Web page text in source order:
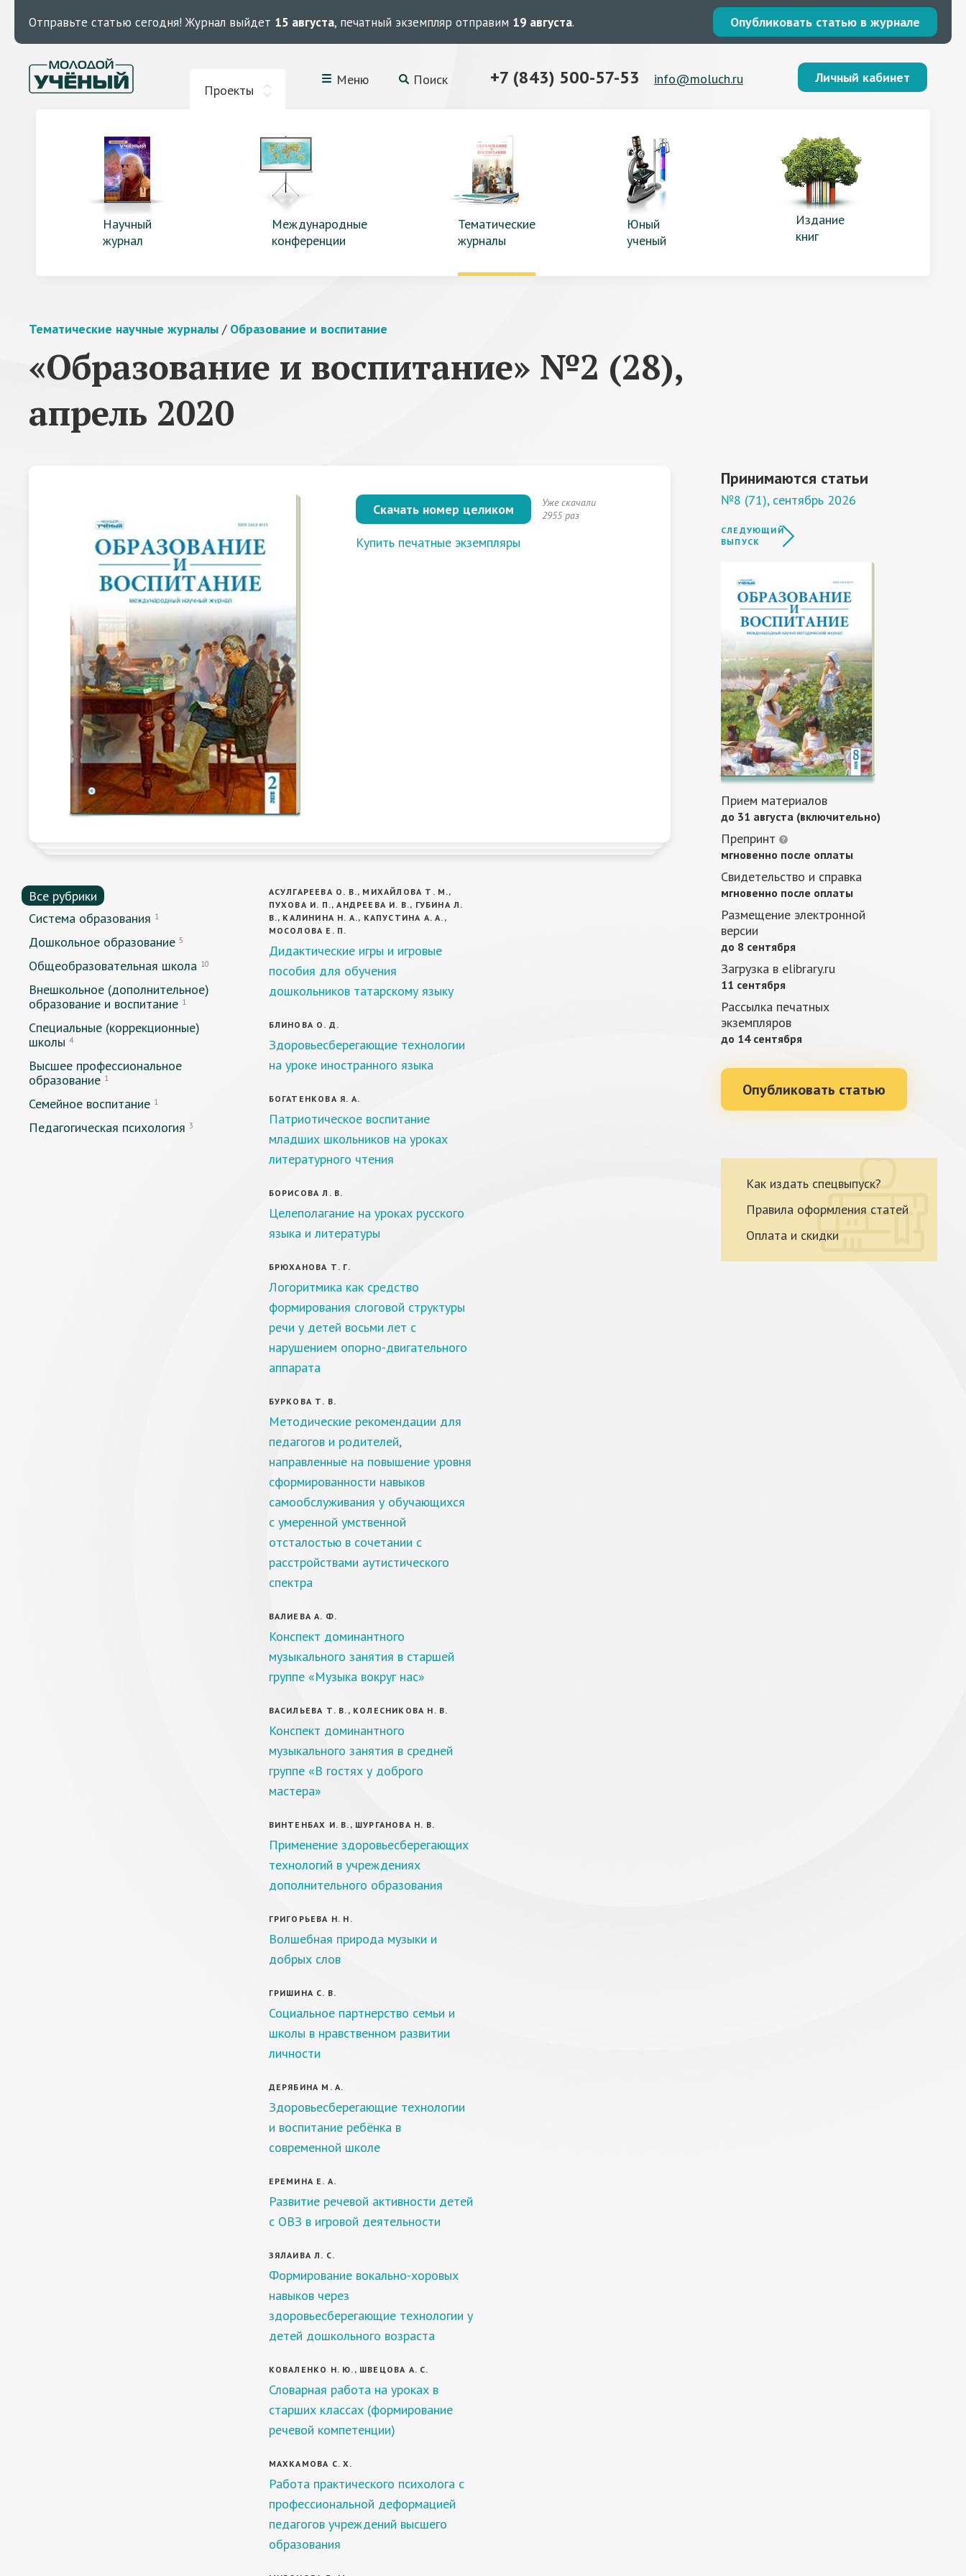
Отправьте статью сегодня! Журнал выйдет 15 августа, печатный экземпляр отправим 19 августа. Опубликовать статью в журнале
Проекты
Меню Поиск +7 (843) 500-57-53 info@moluch.ru Личный кабинет
Научный
журнал
Международные
конференции
Тематические
журналы
Юный
ученый
Издание
книг
Тематические научные журналы / Образование и воспитание
«Образование и воспитание» №2 (28),
апрель 2020
Скачать номер целиком
Уже скачали
2955 раз
Купить печатные экземпляры
Все рубрики
Система образования 1
Дошкольное образование 5
Общеобразовательная школа 10
Внешкольное (дополнительное)
образование и воспитание 1
Специальные (коррекционные)
школы 4
Высшее профессиональное
образование 1
Семейное воспитание 1
Педагогическая психология 3
АСУЛГАРЕЕВА О. В., МИХАЙЛОВА Т. М.,
ПУХОВА И. П., АНДРЕЕВА И. В., ГУБИНА Л.
В., КАЛИНИНА Н. А., КАПУСТИНА А. А.,
МОСОЛОВА Е. П.
Дидактические игры и игровые
пособия для обучения
дошкольников татарскому языку
БЛИНОВА О. Д.
Здоровьесберегающие технологии
на уроке иностранного языка
БОГАТЕНКОВА Я. А.
Патриотическое воспитание
младших школьников на уроках
литературного чтения
БОРИСОВА Л. В.
Целеполагание на уроках русского
языка и литературы
БРЮХАНОВА Т. Г.
Логоритмика как средство
формирования слоговой структуры
речи у детей восьми лет с
нарушением опорно-двигательного
аппарата
БУРКОВА Т. В.
Методические рекомендации для
педагогов и родителей,
направленные на повышение уровня
сформированности навыков
самообслуживания у обучающихся
с умеренной умственной
отсталостью в сочетании с
расстройствами аутистического
спектра
ВАЛИЕВА А. Ф.
Конспект доминантного
музыкального занятия в старшей
группе «Музыка вокруг нас»
ВАСИЛЬЕВА Т. В., КОЛЕСНИКОВА Н. В.
Конспект доминантного
музыкального занятия в средней
группе «В гостях у доброго
мастера»
ВИНТЕНБАХ И. В., ШУРГАНОВА Н. В.
Применение здоровьесберегающих
технологий в учреждениях
дополнительного образования
ГРИГОРЬЕВА Н. Н.
Волшебная природа музыки и
добрых слов
ГРИШИНА С. В.
Социальное партнерство семьи и
школы в нравственном развитии
личности
ДЕРЯБИНА М. А.
Здоровьесберегающие технологии
и воспитание ребёнка в
современной школе
ЕРЕМИНА Е. А.
Развитие речевой активности детей
с ОВЗ в игровой деятельности
ЗЯЛАИВА Л. С.
Формирование вокально-хоровых
навыков через
здоровьесберегающие технологии у
детей дошкольного возраста
КОВАЛЕНКО Н. Ю., ШВЕЦОВА А. С.
Словарная работа на уроках в
старших классах (формирование
речевой компетенции)
МАХКАМОВА С. Х.
Работа практического психолога с
профессиональной деформацией
педагогов учреждений высшего
образования
Принимаются статьи
№8 (71), сентябрь 2026
СЛЕДУЮЩИЙ
ВЫПУСК
Прием материалов
до 31 августа (включительно)
Препринт
мгновенно после оплаты
Свидетельство и справка
мгновенно после оплаты
Размещение электронной
версии
до 8 сентября
Загрузка в elibrary.ru
11 сентября
Рассылка печатных
экземпляров
до 14 сентября
Опубликовать статью
Как издать спецвыпуск?
Правила оформления статей
Оплата и скидки